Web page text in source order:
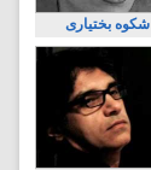
شکوه بختیاری